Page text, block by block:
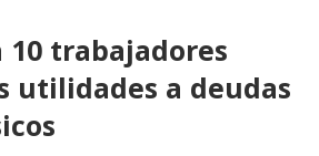
10 trabajadores
utilidades a deudas